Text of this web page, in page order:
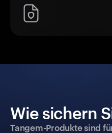
Wie sichern
Tangem-Produkte sind